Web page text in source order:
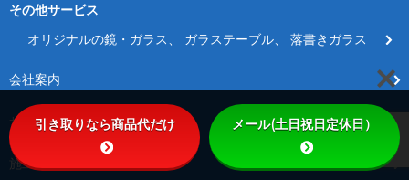
その他サービス
オリジナルの鏡・ガラス
ガラステーブル 落書きガラス
会社案内
サービス内容
施工事例
引き取りなら商品代だけ メール(土日祝日定休日）